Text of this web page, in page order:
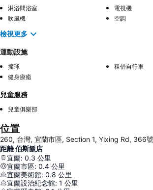
淋浴間浴室
電視機
吹風機
空調
檢視更多
運動設施
撞球
租借自行車
健身療癒
兒童服務
兒童俱樂部
位置
260, 台灣, 宜蘭市區, Section 1, Yixing Rd, 366
距離 伯斯飯店
宜蘭: 0.3 公里
宜蘭市區: 0.4 公里
宜蘭美術館: 0.8 公里
宜蘭設治紀念館: 1 公里